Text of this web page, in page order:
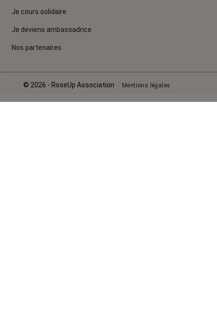
Je cours solidaire
Je deviens ambassadrice
Nos partenaires
© 2026 - RoseUp Association Mentions légales